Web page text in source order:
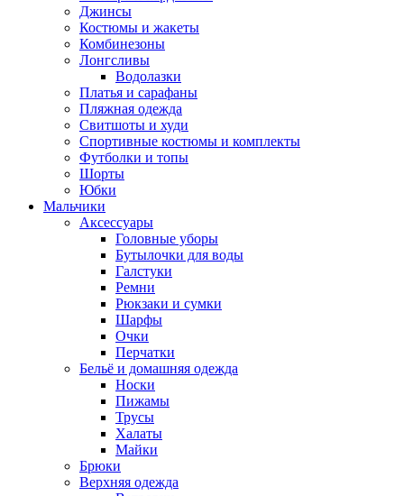
Джинсы
Костюмы и жакеты
Комбинезоны
Лонгсливы
Водолазки
Платья и сарафаны
Пляжная одежда
Свитшоты и худи
Спортивные костюмы и комплекты
Футболки и топы
Шорты
Юбки
Мальчики
Аксессуары
Головные уборы
Бутылочки для воды
Галстуки
Ремни
Рюкзаки и сумки
Шарфы
Очки
Перчатки
Бельё и домашняя одежда
Носки
Пижамы
Трусы
Халаты
Майки
Брюки
Верхняя одежда